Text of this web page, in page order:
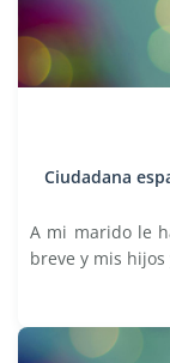
Ciudadana
A mi marido le
breve y mis